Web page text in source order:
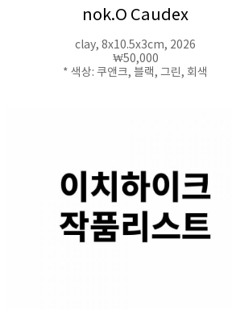
nok.O Caudex
clay, 8x10.5x3cm, 2026
₩50,000
* 색상: 쿠앤크, 블랙, 그린, 회색